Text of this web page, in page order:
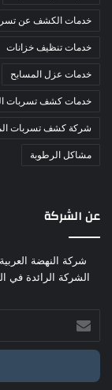
خدمات الكشف عن
خدمات تنظيف خزانات
خدمات عزل المسابح
خدمات كشف تسربات
شركة كشف تسربات
مشاكل الرطوبة
عن الشركة
الشركة الرائدة في
بريدك
الإلكتروني